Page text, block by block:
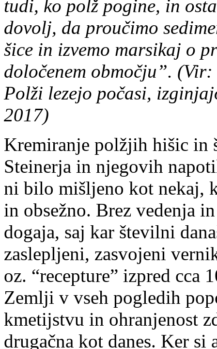
tudi, ko polž pogine, in
dovolj, da proučimo
šice in izvemo marsikaj o
določe­nem območju”.
Polži lezejo počasi,
2017)
Kremiranje polžjih hišic in
Steinerja in njegovih
ni bilo mišljeno kot nekaj,
in obsežno. Brez vedenja
dogaja, saj kar številni
zaslepljeni, zasvojeni
oz. “recepture” izpred cca
Zemlji v vseh pogledih
kmetijstvu in ohranjenost
drugačna kot danes. Ker